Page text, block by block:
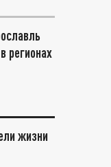
регионах
жизни